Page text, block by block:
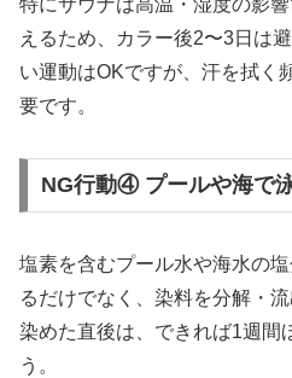
えるため、カラー後2〜3日は
い運動はOKですが、汗を拭く
要です。
NG行動④ プールや海で
塩素を含むプール水や海水の
るだけでなく、染料を分解・
染めた直後は、できれば1週間
う。